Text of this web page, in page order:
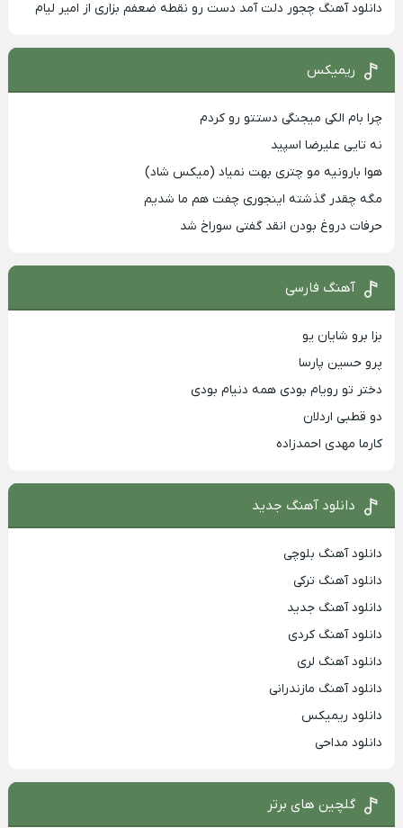
دانلود آهنگ چجور دلت آمد دست رو نقطه ضعفم بزاری از امیر لیام
ریمیکس
چرا بام الکی میجنگی دستتو رو کردم
نه تایی علیرضا اسپید
هوا بارونیه مو چتری بهت نمیاد (میکس شاد)
مگه چقدر گذشته اینجوری چفت هم ما شدیم
حرفات دروغ بودن انقد گفتی سوراخ شد
آهنگ فارسی
بزا برو شایان یو
پرو حسین پارسا
دختر تو رویام بودی همه دنیام بودی
دو قطبی اردلان
کارما مهدی احمدزاده
دانلود آهنگ جدید
دانلود آهنگ بلوچی
دانلود آهنگ ترکی
دانلود آهنگ جدید
دانلود آهنگ کردی
دانلود آهنگ لری
دانلود آهنگ مازندرانی
دانلود ریمیکس
دانلود مداحی
گلچین های برتر